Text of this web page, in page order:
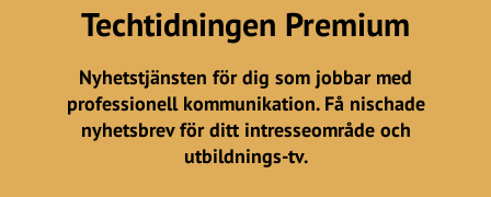
Techtidningen Premium
Nyhetstjänsten för dig som jobbar med
professionell kommunikation. Få nischade
nyhetsbrev för ditt intresseområde och
utbildnings-tv.